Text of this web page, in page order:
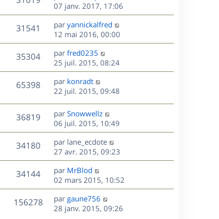
e
s
a
g
e
m
e
s
s
a
g
e
i
e
r
m
e
s
s
a
g
e
u
e
r
n
i
e
r
m
e
s
s
a
g
e
07 janv. 2017, 17:06
31541
u
s
D
e
r
n
i
e
r
m
e
s
s
a
g
e
par yannickalfred
12 mai 2016, 00:00
35304V
u
e
D
e
r
n
i
r
m
e
s
s
a
g
e
par fred0235
25 juil. 2015, 08:24
65398V
u
e
D
e
i
e
r
m
e
s
s
a
g
e
par konradt
22 juil. 2015, 09:48
36819V
u
D
e
r
n
i
e
r
m
e
s
s
par Snowwellz
06 juil. 2015, 10:49
34180V
u
s
D
e
r
n
i
e
r
m
par lane_ecdote
27 avr. 2015, 09:23
34144V
u
e
D
e
r
n
i
par MrBlod
02 mars 2015, 10:52
156278V
D
e
par gaune756
28 janv. 2015, 09:26